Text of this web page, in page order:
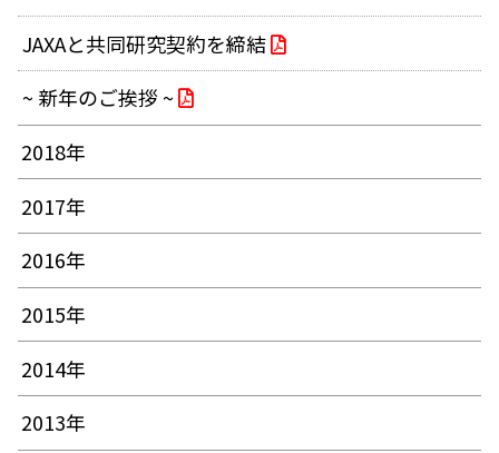
JAXAと共同研究契約を締結
~ 新年のご挨拶 ~
2018年
2017年
2016年
2015年
2014年
2013年